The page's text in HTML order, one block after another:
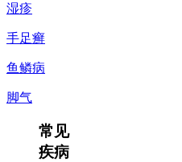
湿疹
手足癣
鱼鳞病
脚气
常见
疾病